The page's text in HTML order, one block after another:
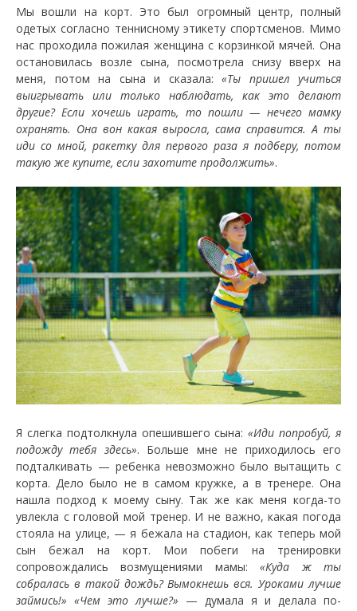
Мы вошли на корт. Это был огромный центр, полный
одетых согласно теннисному этикету спортсменов. Мимо
нас проходила пожилая женщина с корзинкой мячей. Она
остановилась возле сына, посмотрела снизу вверх на
меня, потом на сына и сказала: «Ты пришел учиться
выигрывать или только наблюдать, как это делают
другие? Если хочешь играть, то пошли — нечего мамку
охранять. Она вон какая выросла, сама справится. А ты
иди со мной, ракетку для первого раза я подберу, потом
такую же купите, если захотите продолжить».
Я слегка подтолкнула опешившего сына:«Иди попробуй, я
подожду тебя здесь». Больше мне не приходилось его
подталкивать — ребенка невозможно было вытащить с
корта. Дело было не в самом кружке, а в тренере. Она
нашла подход к моему сыну. Так же как меня когда-то
увлекла с головой мой тренер. И не важно, какая погода
стояла на улице, — я бежала на стадион, как теперь мой
сын бежал на корт. Мои побеги на тренировки
сопровождались возмущениями мамы:«Куда ж ты
собралась в такой дождь? Вымокнешь вся. Уроками лучше
займись!» «Чем это лучше?» — думала я и делала по-